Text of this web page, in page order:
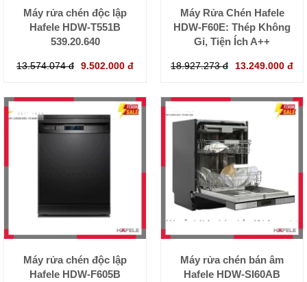
Máy rửa chén độc lập
Hafele HDW-T551B
539.20.640
13.574.074 đ 9.502.000 đ
Máy Rửa Chén Hafele
HDW-F60E: Thép Không
Gỉ, Tiện Ích A++
18.927.273 đ 13.249.000 đ
Máy rửa chén độc lập
Hafele HDW-F605B
Máy rửa chén bán âm
Hafele HDW-SI60AB